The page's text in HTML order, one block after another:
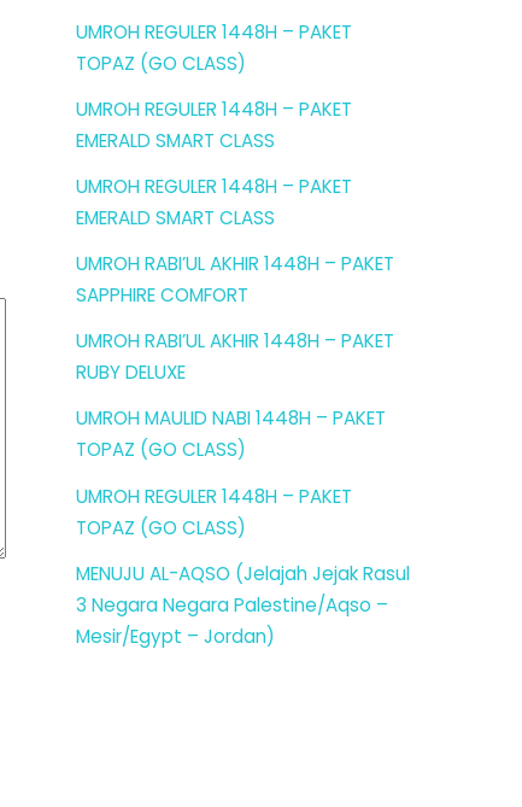
UMROH REGULER 1448H – PAKET
TOPAZ (GO CLASS)
UMROH REGULER 1448H – PAKET
EMERALD SMART CLASS
UMROH REGULER 1448H – PAKET
EMERALD SMART CLASS
UMROH RABI’UL AKHIR 1448H – PAKET
SAPPHIRE COMFORT
UMROH RABI’UL AKHIR 1448H – PAKET
RUBY DELUXE
UMROH MAULID NABI 1448H – PAKET
TOPAZ (GO CLASS)
UMROH REGULER 1448H – PAKET
TOPAZ (GO CLASS)
MENUJU AL-AQSO (Jelajah Jejak Rasul
3 Negara Negara Palestine/Aqso –
Mesir/Egypt – Jordan)